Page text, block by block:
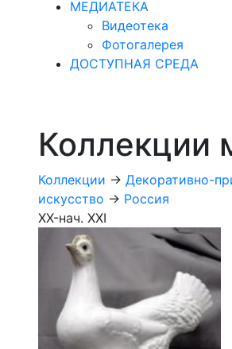
МЕДИАТЕКА
Видеотека
Фотогалерея
ДОСТУПНАЯ СРЕДА
Коллекции
Коллекции -> Декоративно-
искусство -> Россия
XX-нач. XXI